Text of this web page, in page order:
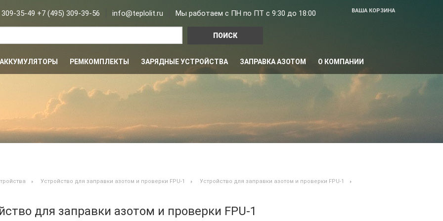
FPU-1
309-35-49 +7 (495) 309-39-56 info@teplolit.ru Мы работаем с ПН по ПТ с 9:30 до 18:00 ВАША КОРЗИНА
РЕМКОМПЛЕКТЫ ЗАРЯДНЫЕ УСТРОЙСТВА ЗАПРАВКА АЗОТОМ О КОМПАНИИ
Устройство для заправки азотом и проверки FPU-1
Устройство для заправки азотом и проверки FPU-1
для заправки азотом и проверки FPU-1